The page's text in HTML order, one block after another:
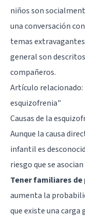
niños son
una conversación
temas
general son
compañeros.
Artículo relacionado:
esquizofrenia"
Causas de la
Aunque la causa
infantil es
riesgo que se
Tener familiares
aumenta la
que existe una carga